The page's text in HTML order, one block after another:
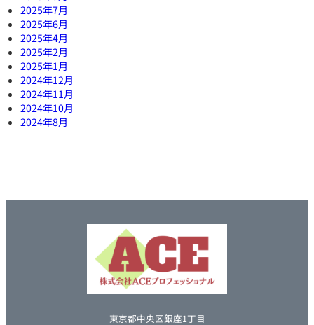
2025年7月
2025年6月
2025年4月
2025年2月
2025年1月
2024年12月
2024年11月
2024年10月
2024年8月
東京都中央区銀座1丁目